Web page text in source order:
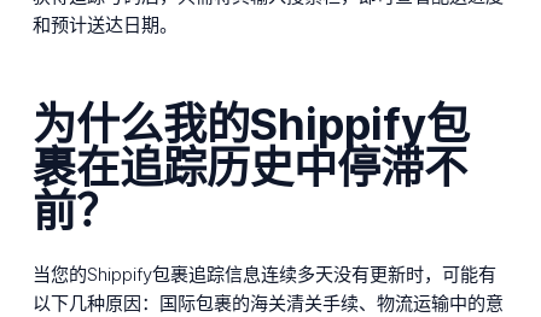
和预计送达日期。
为什么我的Shippify包
裹在追踪历史中停滞不
前？
当您的Shippify包裹追踪信息连续多天没有更新时，可能有
以下几种原因：国际包裹的海关清关手续、物流运输中的意